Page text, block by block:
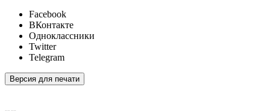
Facebook
ВКонтакте
Одноклассники
Twitter
Telegram
Версия для печати